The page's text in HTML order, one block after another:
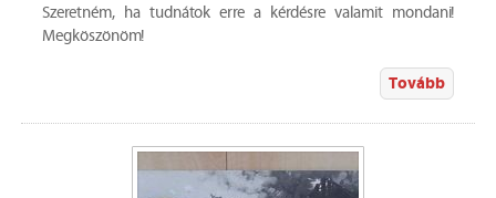
Szeretném, ha tudnátok erre a kérdésre valamit mondani!
Megköszönöm!
Tovább